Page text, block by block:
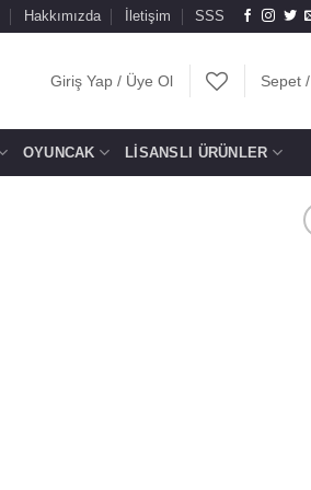
Hakkımızda İletişim SSS
Giriş Yap / Üye Ol Sepet /
OYUNCAK LISANSLI ÜRÜNLER